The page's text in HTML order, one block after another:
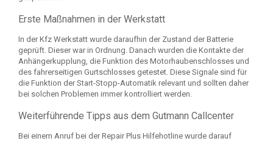
Erste Maßnahmen in der Werkstatt
In der Kfz Werkstatt wurde daraufhin der Zustand der Batterie
geprüft. Dieser war in Ordnung. Danach wurden die Kontakte der
Anhängerkupplung, die Funktion des Motorhaubenschlosses und
des fahrerseitigen Gurtschlosses getestet. Diese Signale sind für
die Funktion der Start-Stopp-Automatik relevant und sollten daher
bei solchen Problemen immer kontrolliert werden.
Weiterführende Tipps aus dem Gutmann Callcenter
Bei einem Anruf bei der Repair Plus Hilfehotline wurde darauf